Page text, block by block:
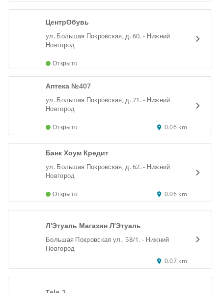
ЦентрОбувь
ул. Большая Покровская, д. 60. - Нижний
Новгород
Открыто
Аптека №407
ул. Большая Покровская, д. 71. - Нижний
Новгород
Открыто 0.06 km
Банк Хоум Кредит
ул. Большая Покровская, д. 62. - Нижний
Новгород
Открыто 0.06 km
Л'Этуаль Магазин Л’Этуаль
Большая Покровская ул., 58/1. - Нижний
Новгород
0.07 km